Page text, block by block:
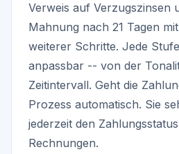
Verweis auf Verzugszinsen
Mahnung nach 21 Tagen
weiterer Schritte. Jede
anpassbar -- von der
Zeitintervall. Geht die
Prozess automatisch. Sie
jederzeit den
Rechnungen.